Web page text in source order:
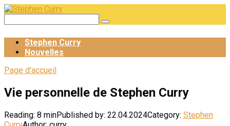
Skip
content
Stephen Curry
Nouvelles
Page d'accueil
Vie personnelle de Stephen Curry
Reading: 8 minPublished by: 22.04.2024Category: Stephen